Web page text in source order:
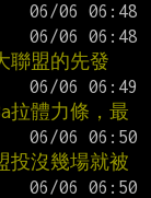
聯盟的先發
拉體力條，最
沒幾場就被